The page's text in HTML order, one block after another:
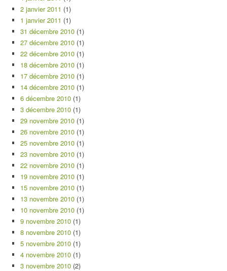
2 janvier 2011 (1)
1 janvier 2011 (1)
31 décembre 2010 (1)
27 décembre 2010 (1)
22 décembre 2010 (1)
18 décembre 2010 (1)
17 décembre 2010 (1)
14 décembre 2010 (1)
6 décembre 2010 (1)
3 décembre 2010 (1)
29 novembre 2010 (1)
26 novembre 2010 (1)
25 novembre 2010 (1)
23 novembre 2010 (1)
22 novembre 2010 (1)
19 novembre 2010 (1)
15 novembre 2010 (1)
13 novembre 2010 (1)
10 novembre 2010 (1)
9 novembre 2010 (1)
8 novembre 2010 (1)
5 novembre 2010 (1)
4 novembre 2010 (1)
3 novembre 2010 (2)